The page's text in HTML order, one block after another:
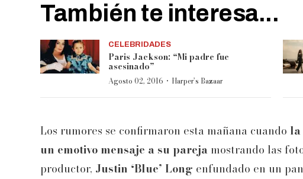
También te interesa...
CELEBRIDADES
Paris Jackson: “Mi padre fue
asesinado”
Agosto 02, 2016 · Harper’s Bazaar
Los rumores se confirmaron esta mañana cuando la
un emotivo mensaje a su pareja mostrando las
productor, Justin ‘Blue’ Long enfundado en un